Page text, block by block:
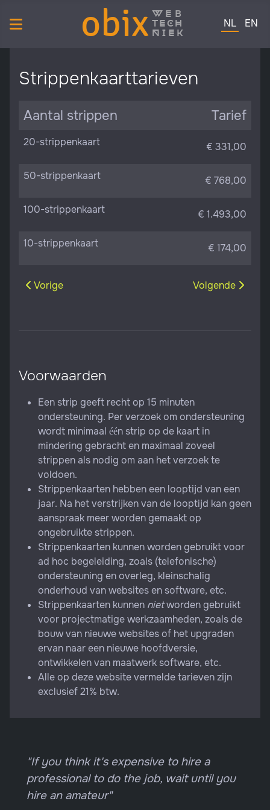
obix web
tech
niek
Selecteer
NL EN
"If you think it's expensive to hire a
professional to do the job, wait until you
hire an amateur"
Strippenkaarttarieven
Aantal strippen Tarief
20-strippenkaart € 331,00
50-strippenkaart € 768,00
100-strippenkaart € 1.493,00
10-strippenkaart € 174,00
Vorig artikel: Uurtarief
Vorige Volgende
Volgende
Voorwaarden
Een strip geeft recht op 15 minuten
ondersteuning. Per verzoek om ondersteuning
wordt minimaal één strip op de kaart in
mindering gebracht en maximaal zoveel
strippen als nodig om aan het verzoek te
voldoen.
Strippenkaarten hebben een looptijd van een
jaar. Na het verstrijken van de looptijd kan geen
aanspraak meer worden gemaakt op
ongebruikte strippen.
Strippenkaarten kunnen worden gebruikt voor
ad hoc begeleiding, zoals (telefonische)
ondersteuning en overleg, kleinschalig
onderhoud van websites en software, etc.
Strippenkaarten kunnen nietworden gebruikt
voor projectmatige werkzaamheden, zoals de
bouw van nieuwe websites of het upgraden
ervan naar een nieuwe hoofdversie,
ontwikkelen van maatwerk software, etc.
Alle op deze website vermelde tarieven zijn
exclusief 21% btw.